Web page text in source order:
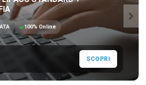
100% Online
SCOPRI